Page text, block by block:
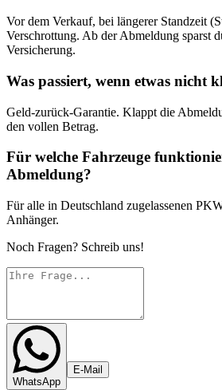
Vor dem Verkauf, bei längerer Standzeit
Verschrottung. Ab der Abmeldung sparst
Versicherung.
Was passiert, wenn etwas nicht
Geld-zurück-Garantie. Klappt die
den vollen Betrag.
Für welche Fahrzeuge
Abmeldung?
Für alle in Deutschland zugelassenen
Anhänger.
Noch Fragen? Schreib uns!
WhatsApp
E-Mail